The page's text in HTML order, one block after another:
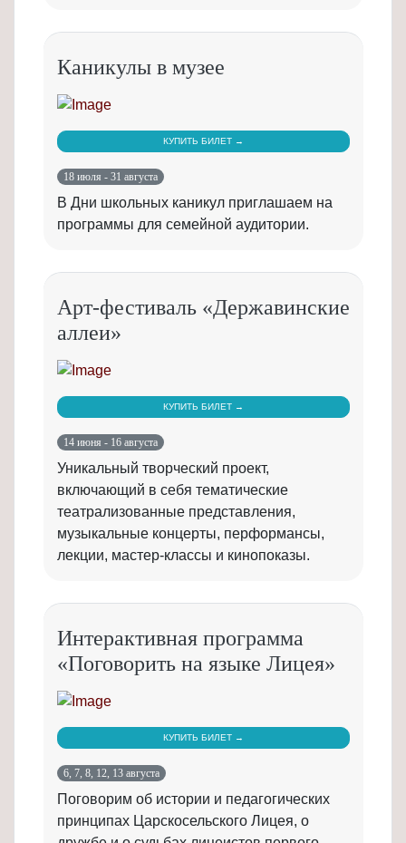
Каникулы в музее
КУПИТЬ БИЛЕТ →
18 июля - 31 августа
В Дни школьных каникул приглашаем на
программы для семейной аудитории.
Арт-фестиваль «Державинские
аллеи»
КУПИТЬ БИЛЕТ →
14 июня - 16 августа
Уникальный творческий проект,
включающий в себя тематические
театрализованные представления,
музыкальные концерты, перформансы,
лекции, мастер-классы и кинопоказы.
Интерактивная программа
«Поговорить на языке Лицея»
КУПИТЬ БИЛЕТ →
6, 7, 8, 12, 13 августа
Поговорим об истории и педагогических
принципах Царскосельского Лицея, о